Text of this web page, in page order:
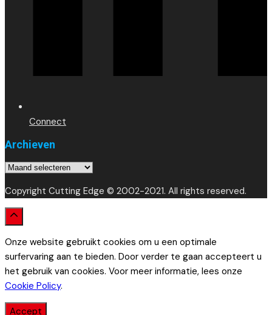
Connect
Archieven
Archieven
Copyright Cutting Edge © 2002-2021. All rights reserved.
Onze website gebruikt cookies om u een optimale
surfervaring aan te bieden. Door verder te gaan accepteert u
het gebruik van cookies. Voor meer informatie, lees onze
Cookie Policy.
Accept